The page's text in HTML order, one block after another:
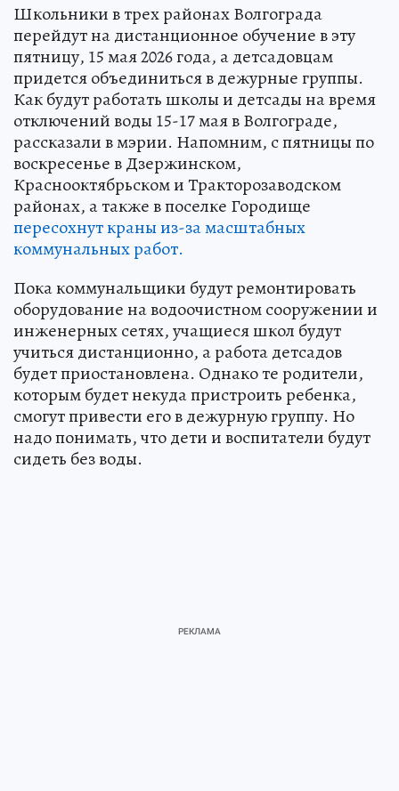
Школьники в трех районах Волгограда
перейдут на дистанционное обучение в эту
пятницу, 15 мая 2026 года, а детсадовцам
придется объединиться в дежурные группы.
Как будут работать школы и детсады на время
отключений воды 15-17 мая в Волгограде,
рассказали в мэрии. Напомним, с пятницы по
воскресенье в Дзержинском,
Краснооктябрьском и Тракторозаводском
районах, а также в поселке Городище
пересохнут краны из-за масштабных
коммунальных работ.
Пока коммунальщики будут ремонтировать
оборудование на водоочистном сооружении и
инженерных сетях, учащиеся школ будут
учиться дистанционно, а работа детсадов
будет приостановлена. Однако те родители,
которым будет некуда пристроить ребенка,
смогут привести его в дежурную группу. Но
надо понимать, что дети и воспитатели будут
сидеть без воды.